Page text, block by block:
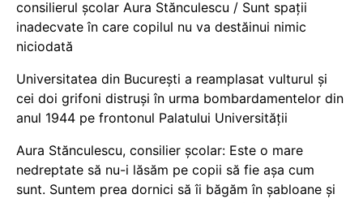
consilierul școlar Aura Stănculescu / Sunt spații
inadecvate în care copilul nu va destăinui nimic
niciodată
Universitatea din București a reamplasat vulturul și
cei doi grifoni distruși în urma bombardamentelor din
anul 1944 pe frontonul Palatului Universității
Aura Stănculescu, consilier școlar: Este o mare
nedreptate să nu-i lăsăm pe copii să fie așa cum
sunt. Suntem prea dornici să îi băgăm în șabloane și